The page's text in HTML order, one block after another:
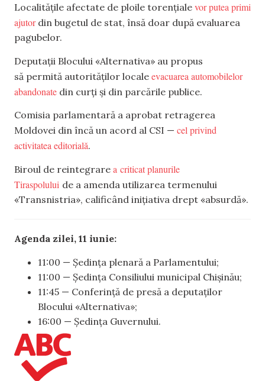
Localitățile afectate de ploile torențiale vor putea primi
ajutordin bugetul de stat, însă doar după evaluarea
pagubelor.
Deputații Blocului «Alternativa» au propus
să permită autorităților locale evacuarea automobilelor
abandonate din curți și din parcările publice.
Comisia parlamentară a aprobat retragerea
Moldovei din încă un acord al CSI — cel privind
activitatea editorială.
Biroul de reintegrare a criticat planurile
Tiraspolului de a amenda utilizarea termenului
«Transnistria», calificând inițiativa drept «absurdă».
Agenda zilei, 11 iunie:
11:00 — Ședința plenară a Parlamentului;
11:00 — Ședința Consiliului municipal Chișinău;
11:45 — Conferință de presă a deputaților
Blocului «Alternativa»;
16:00 — Ședința Guvernului.